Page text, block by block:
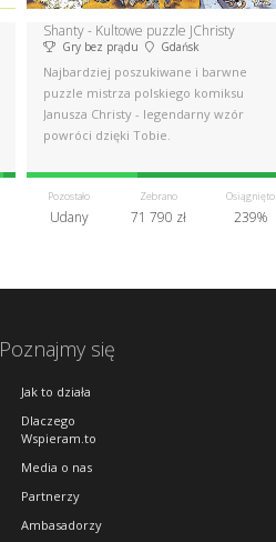
Shanty - Kultowe puzzle JChristy
Gry bez prądu Gdańsk
Najbardziej poszukiwane i barwne
puzzle mistrza polskiego komiksu
Janusza Christy - legendarny wzór
powróci dzięki Tobie.
Pozostało
Udany
Zebrano
71 790 zł
Osiągnięto
239%
Poznajmy się
Jak to działa
Dlaczego
Wspieram.to
Media o nas
Partnerzy
Ambasadorzy